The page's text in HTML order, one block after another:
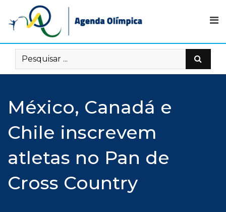
content
México, Canadá e
Chile inscrevem
atletas no Pan de
Cross Country